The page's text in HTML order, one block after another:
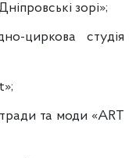
зорі»;
циркова студія
та моди «АRT